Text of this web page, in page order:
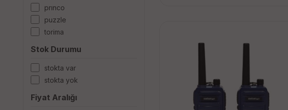
princo
puzzle
tori̇ma
Stok Durumu
stokta var
stokta yok
Fiyat Aralığı